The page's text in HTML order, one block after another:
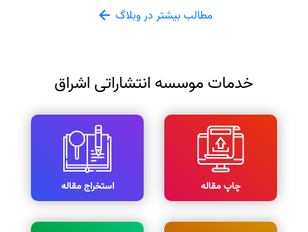
مطالب بیشتر در وبلاگ
خدمات موسسه انتشاراتی اشراق
چاپ مقاله استخراج مقاله